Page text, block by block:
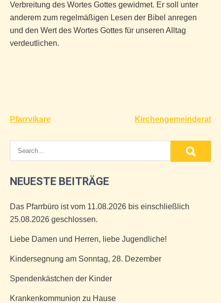
Verbreitung des Wortes Gottes gewidmet. Er soll unter
anderem zum regelmäßigen Lesen der Bibel anregen
und den Wert des Wortes Gottes für unseren Alltag
verdeutlichen.
Beitragsnavigation
Pfarrvikare Kirchengemeinderat
NEUESTE BEITRÄGE
Das Pfarrbüro ist vom 11.08.2026 bis einschließlich
25.08.2026 geschlossen.
Liebe Damen und Herren, liebe Jugendliche!
Kindersegnung am Sonntag, 28. Dezember
Spendenkästchen der Kinder
Krankenkommunion zu Hause